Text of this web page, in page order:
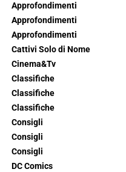
Approfondimenti
Approfondimenti
Approfondimenti
Cattivi Solo di Nome
Cinema&Tv
Classifiche
Classifiche
Classifiche
Consigli
Consigli
Consigli
DC Comics